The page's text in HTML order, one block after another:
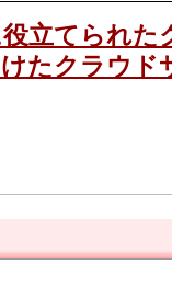
立てられた
たクラウド